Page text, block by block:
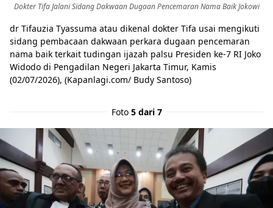
Dokter Tifa Jalani Sidang Dakwaan Dugaan Pencemaran Nama Baik Jokowi
dr Tifauzia Tyassuma atau dikenal dokter Tifa usai mengikuti
sidang pembacaan dakwaan perkara dugaan pencemaran
nama baik terkait tudingan ijazah palsu Presiden ke-7 RI Joko
Widodo di Pengadilan Negeri Jakarta Timur, Kamis
(02/07/2026), (Kapanlagi.com/ Budy Santoso)
Foto 5 dari 7